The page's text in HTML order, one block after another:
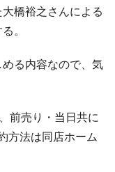
橋裕之さんによる
。
る内容なので、気
前売り・当日共に
方法は同店ホーム